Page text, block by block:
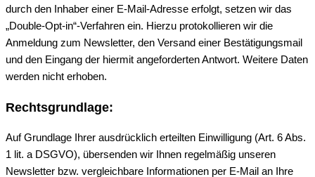
durch den Inhaber einer E-Mail-Adresse erfolgt, setzen wir das
„Double-Opt-in“-Verfahren ein. Hierzu protokollieren wir die
Anmeldung zum Newsletter, den Versand einer Bestätigungsmail
und den Eingang der hiermit angeforderten Antwort. Weitere Daten
werden nicht erhoben.
Rechtsgrundlage:
Auf Grundlage Ihrer ausdrücklich erteilten Einwilligung (Art. 6 Abs.
1 lit. a DSGVO), übersenden wir Ihnen regelmäßig unseren
Newsletter bzw. vergleichbare Informationen per E-Mail an Ihre